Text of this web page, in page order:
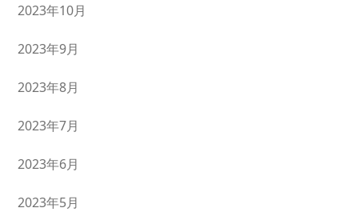
2023年10月
2023年9月
2023年8月
2023年7月
2023年6月
2023年5月